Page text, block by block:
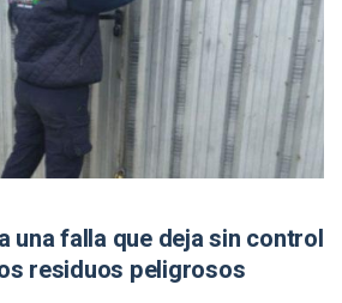
una falla que deja sin control
residuos peligrosos